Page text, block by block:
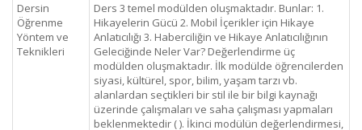
Dersin
Öğrenme
Yöntem ve
Teknikleri
Ders 3 temel modülden oluşmaktadır. Bunlar: 1.
Hikayelerin Gücü 2. Mobil İçerikler için Hikaye
Anlatıcılığı 3. Haberciliğin ve Hikaye Anlatıcılığının
Geleciğinde Neler Var? Değerlendirme üç
modülden oluşmaktadır. İlk modülde öğrencilerden
siyasi, kültürel, spor, bilim, yaşam tarzı vb.
alanlardan seçtikleri bir stil ile bir bilgi kaynağı
üzerinde çalışmaları ve saha çalışması yapmaları
beklenmektedir ( ). İkinci modülün değerlendirmesi,